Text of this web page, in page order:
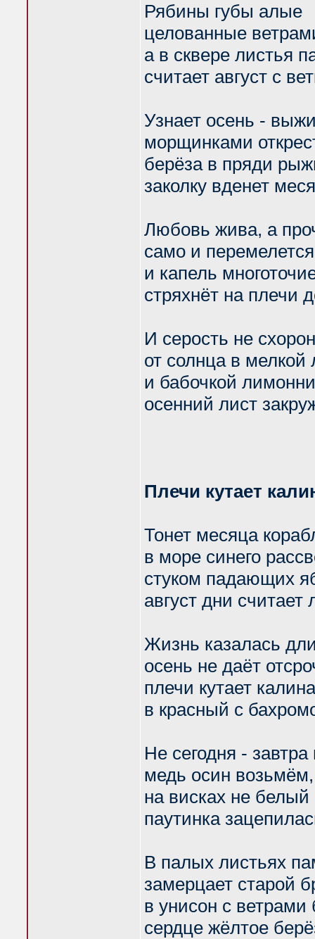
Рябины губы алые
целованные
а в сквере листья
считает август с
Узнает осень -
морщинками
берёза в пряди
заколку вденет
Любовь жива, а
само и
и капель
стряхнёт на плечи
И серость не
от солнца в мелкой
и бабочкой
осенний лист
Плечи кутает
Тонет месяца
в море синего
стуком падающих
август дни считает
Жизнь казалась
осень не даёт
плечи кутает калина
в красный с
Не сегодня -
медь осин
на висках не белый
паутинка
В палых листьях
замерцает старой
в унисон с ветрами
сердце жёлтое